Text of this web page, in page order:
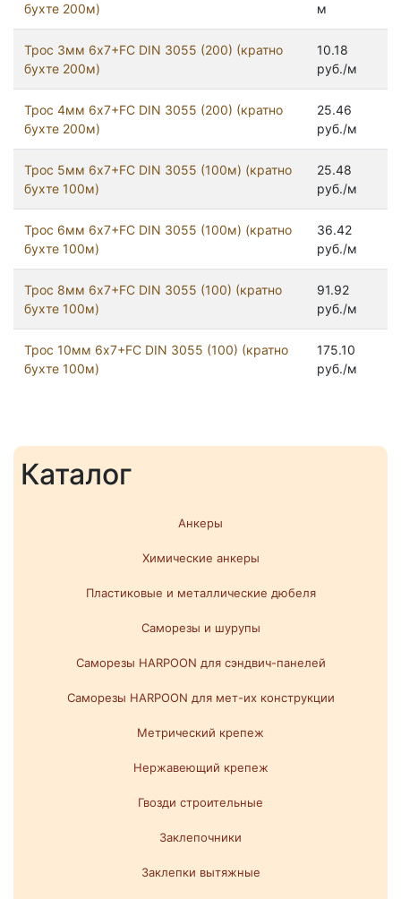
Каталог
Анкеры
Химические анкеры
Пластиковые и металлические дюбеля
Саморезы и шурупы
Саморезы HARPOON для сэндвич-панелей
Саморезы HARPOON для мет-их конструкции
Метрический крепеж
Нержавеющий крепеж
Гвозди строительные
Заклепочники
Заклепки вытяжные
бухте 200м)
м
Трос 3мм 6х7+FC DIN 3055 (200) (кратно
бухте 200м)
10.18
руб./м
Трос 4мм 6х7+FC DIN 3055 (200) (кратно
бухте 200м)
25.46
руб./м
Трос 5мм 6х7+FC DIN 3055 (100м) (кратно
бухте 100м)
25.48
руб./м
Трос 6мм 6х7+FC DIN 3055 (100м) (кратно
бухте 100м)
36.42
руб./м
Трос 8мм 6х7+FC DIN 3055 (100) (кратно
бухте 100м)
91.92
руб./м
Трос 10мм 6х7+FC DIN 3055 (100) (кратно
бухте 100м)
175.10
руб./м